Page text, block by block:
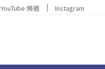
YouTube 頻道 Instagram